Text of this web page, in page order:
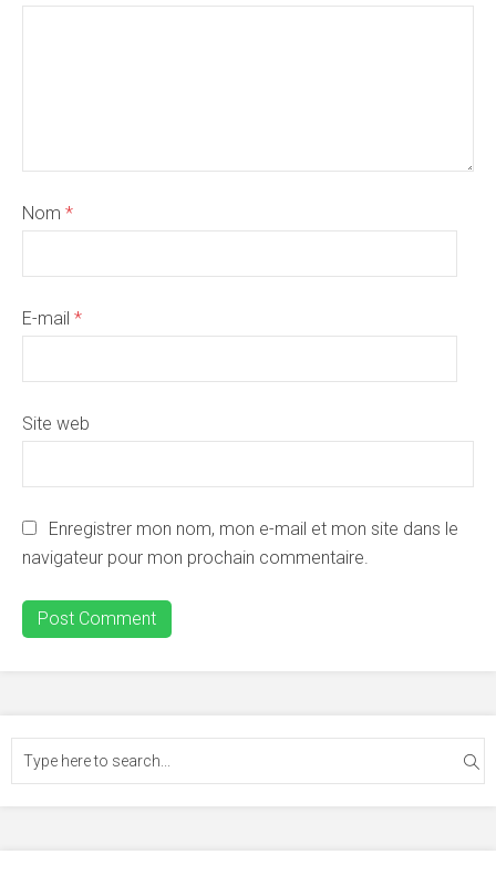
Nom *
E-mail *
Site web
Enregistrer mon nom, mon e-mail et mon site dans le
navigateur pour mon prochain commentaire.